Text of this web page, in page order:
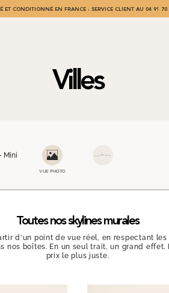
ET CONDITIONNÉ EN FRANCE - SERVICE CLIENT AU 04 91
Villes
Mini
VUE PHOTO
Toutes nos skylines murales
d'un point de vue réel, en respectant
boîtes. En un seul trait, un grand
prix le plus juste.